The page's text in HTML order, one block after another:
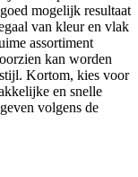
mogelijk resultaat
van kleur en vlak
assortiment
kan worden
Kortom, kies voor
en snelle
volgens de